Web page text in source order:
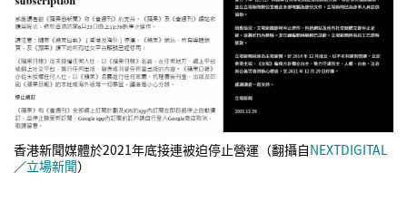
香港新聞媒體於2021年底接連被迫停止營運（翻攝自NEXTDIGITAL
／立場新聞）